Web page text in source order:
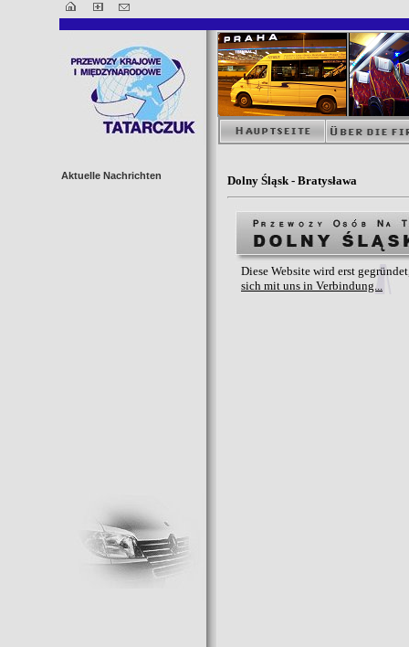
Aktuelle Nachrichten Dolny Śląsk - Bratysława
Diese Website wird erst
sich mit uns in Verbindung...